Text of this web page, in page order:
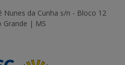
Nunes da Cunha s/n - Bloco 12
Grande | MS